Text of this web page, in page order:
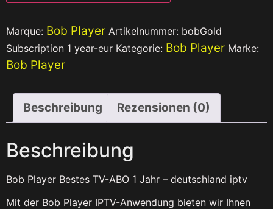
Marque: Bob Player Artikelnummer: bobGold
Subscription 1 year-eur Kategorie: Bob Player Marke:
Bob Player
Beschreibung Rezensionen (0)
Beschreibung
Bob Player Bestes TV-ABO 1 Jahr – deutschland iptv
Mit der Bob Player IPTV-Anwendung bieten wir Ihnen